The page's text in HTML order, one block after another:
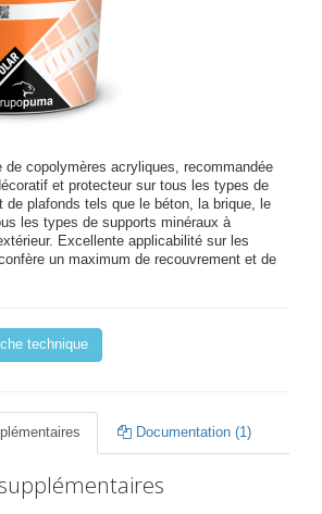
de copolymères acryliques, recommandée
et protecteur sur tous les types de
de plafonds tels que le béton, la brique, le
les types de supports minéraux à
Excellente applicabilité sur les
un maximum de recouvrement et de
technique
Documentation (1)